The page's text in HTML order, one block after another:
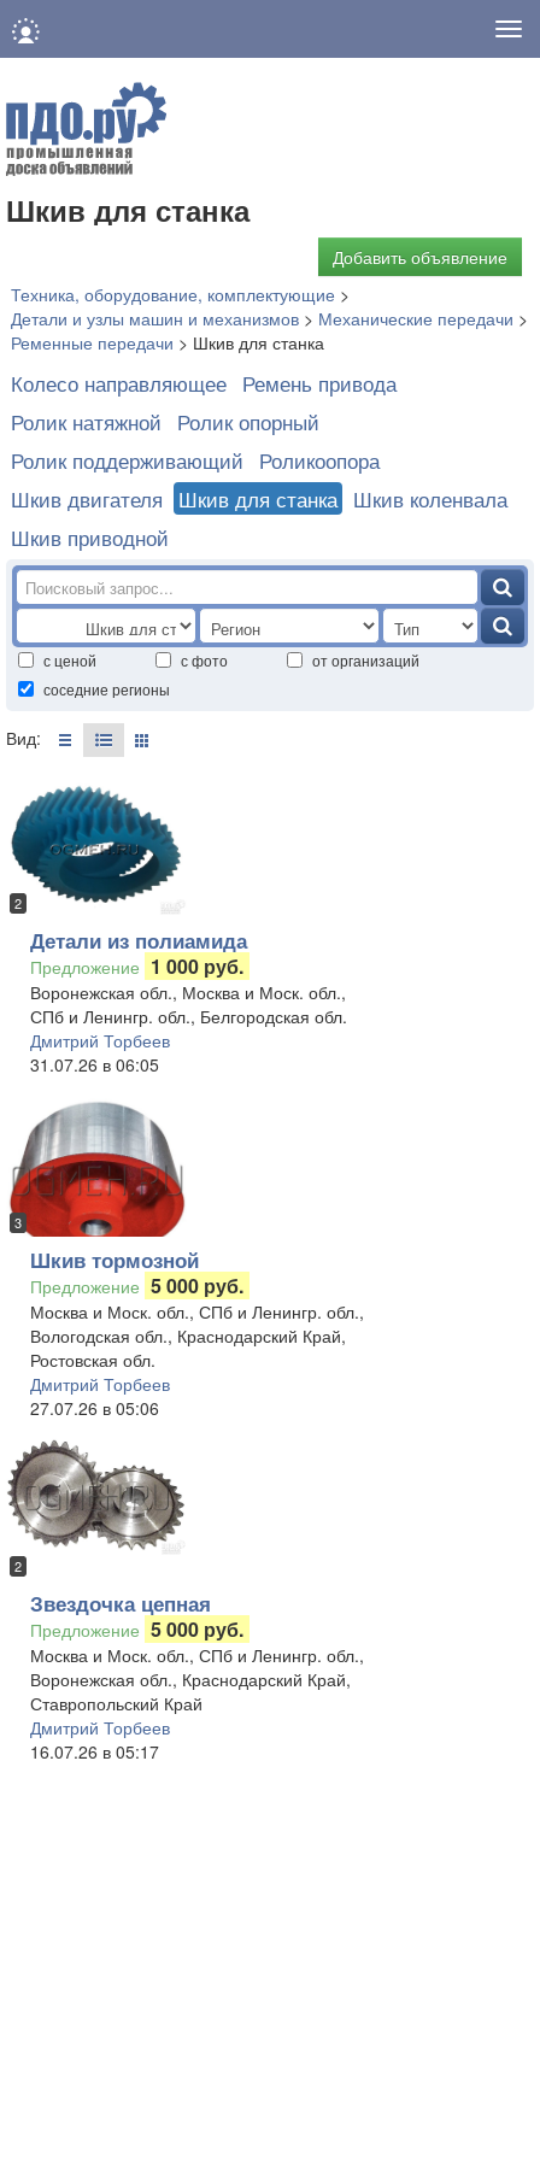
Шкив для станка
Добавить объявление
Техника, оборудование, комплектующие >
Детали и узлы машин и механизмов > Механические передачи >
Ременные передачи > Шкив для станка
Колесо направляющее Ремень привода
Ролик натяжной Ролик опорный
Ролик поддерживающий Роликоопора
Шкив двигателя Шкив для станка Шкив коленвала
Шкив приводной
с ценой с фото
от организаций
соседние регионы
Вид:
2
Детали из полиамида
Предложение 1 000 руб.
Воронежская обл., Москва и Моск. обл.,
СПб и Ленингр. обл., Белгородская обл.
Дмитрий Торбеев
31.07.26 в 06:05
3
Шкив тормозной
Предложение 5 000 руб.
Москва и Моск. обл., СПб и Ленингр. обл.,
Вологодская обл., Краснодарский Край,
Ростовская обл.
Дмитрий Торбеев
27.07.26 в 05:06
2
Звездочка цепная
Предложение 5 000 руб.
Москва и Моск. обл., СПб и Ленингр. обл.,
Воронежская обл., Краснодарский Край,
Ставропольский Край
Дмитрий Торбеев
16.07.26 в 05:17